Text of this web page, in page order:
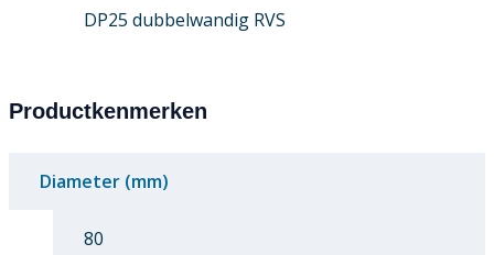
DP25 dubbelwandig RVS
Productkenmerken
Diameter (mm)
80